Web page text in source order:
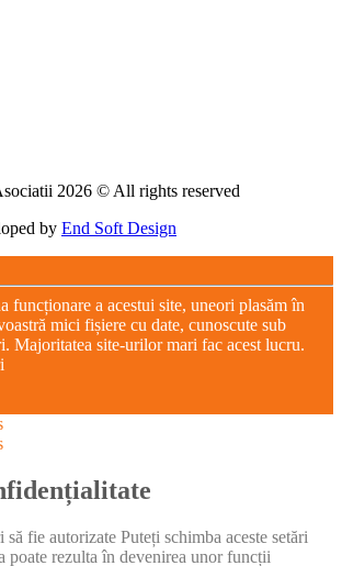
2026 © All rights reserved
by End Soft Design
funcționare a acestui site, uneori plasăm în
mici fișiere cu date, cunoscute sub
Majoritatea site-urilor mari fac acest lucru.
fie autorizate Puteți schimba aceste setări
poate rezulta în devenirea unor funcții